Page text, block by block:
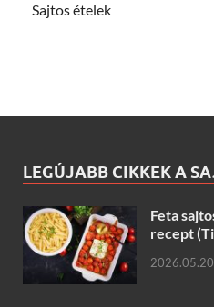
Sajtos ételek
LEGÚJABB CIKKEK A
Feta
recept